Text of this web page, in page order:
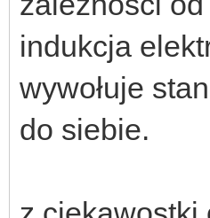
indukcja
wywołuje
do siebie.